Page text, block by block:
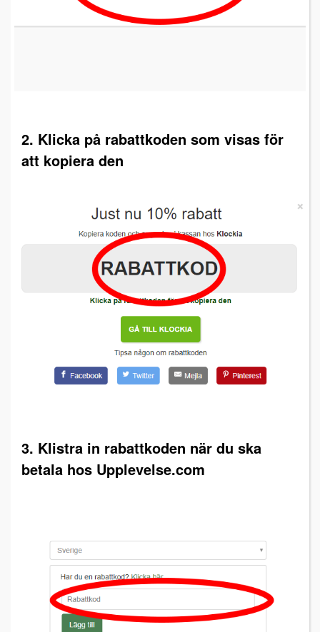
2. Klicka på rabattkoden som visas för
att kopiera den
3. Klistra in rabattkoden när du ska
betala hos Upplevelse.com